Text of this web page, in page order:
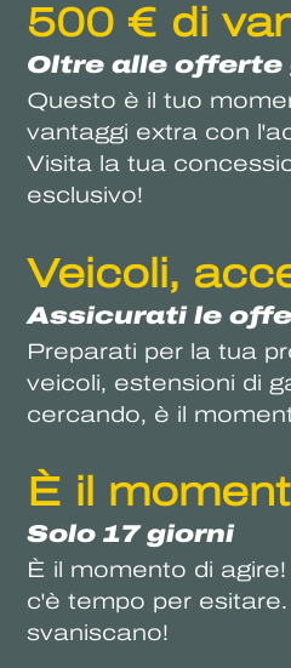
500 € di
Questo è il tuo
vantaggi extra con
Visita la tua
esclusivo!
Oltre alle
Veicoli,
Preparati per la tua
veicoli, estensioni di
cercando, è il
Assicurati le
È il
È il momento di
c'è tempo per
svaniscano!
Solo 17 giorni